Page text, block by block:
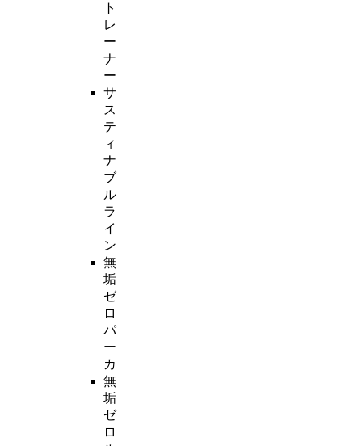
ト
レ
ー
ナ
ー
サ
ス
テ
ィ
ナ
ブ
ル
ラ
イ
ン
無
垢
ゼ
ロ
パ
ー
カ
無
垢
ゼ
ロ